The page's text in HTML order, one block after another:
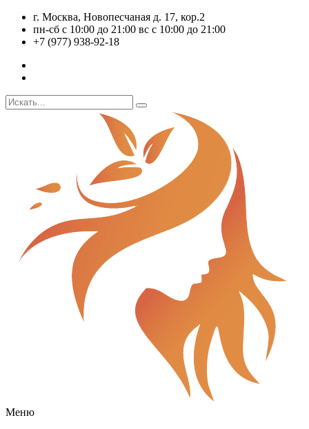
г. Москва, Новопесчаная д. 17, кор.2
пн-сб с 10:00 до 21:00 вс с 10:00 до 21:00
+7 (977) 938-92-18
Меню